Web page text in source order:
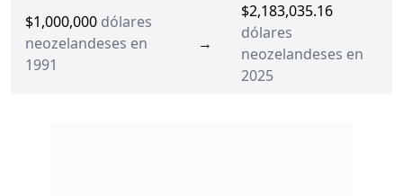
$1,000,000 dólares
neozelandeses en
1991
→
$2,183,035.16
dólares
neozelandeses en
2025